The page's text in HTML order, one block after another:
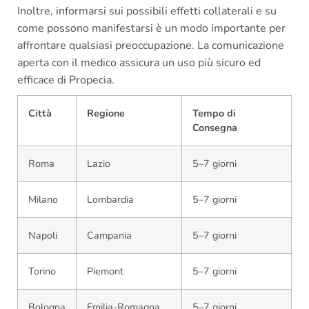
Inoltre, informarsi sui possibili effetti collaterali e su
come possono manifestarsi è un modo importante per
affrontare qualsiasi preoccupazione. La comunicazione
aperta con il medico assicura un uso più sicuro ed
efficace di Propecia.
Città Regione
Tempo di
Consegna
Roma Lazio 5–7 giorni
Milano Lombardia 5–7 giorni
Napoli Campania 5–7 giorni
Torino Piemont 5–7 giorni